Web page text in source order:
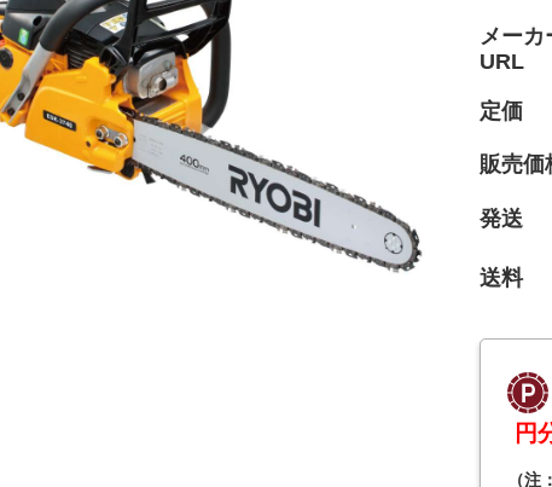
メーカ
URL
定価
販売価
発送
送料
円
（注：